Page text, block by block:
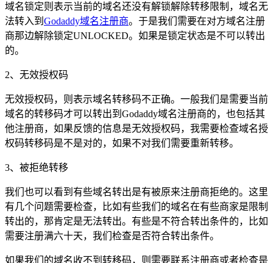
域名锁定则表示当前的域名还没有解锁解除转移限制，域名无
法转入到 Godaddy域名注册商。于是我们需要在对方域名注册
商那边解除锁定UNLOCKED。如果是锁定状态是不可以转出
的。
2、无效授权码
无效授权码，则表示域名转移码不正确。一般我们是需要当前
域名的转移码才可以转出到Godaddy域名注册商的，也包括其
他注册商，如果反馈的信息是无效授权码，我需要检查域名授
权码转移码是不是对的，如果不对我们需要重新转移。
3、被拒绝转移
我们也可以看到有些域名转出是有被原来注册商拒绝的。这里
有几个问题需要检查，比如有些我们的域名在有些商家是限制
转出的，那肯定是无法转出。有些是不符合转出条件的，比如
需要注册满六十天，我们检查是否符合转出条件。
如果我们的域名收不到转移码，则需要联系注册商或者检查是